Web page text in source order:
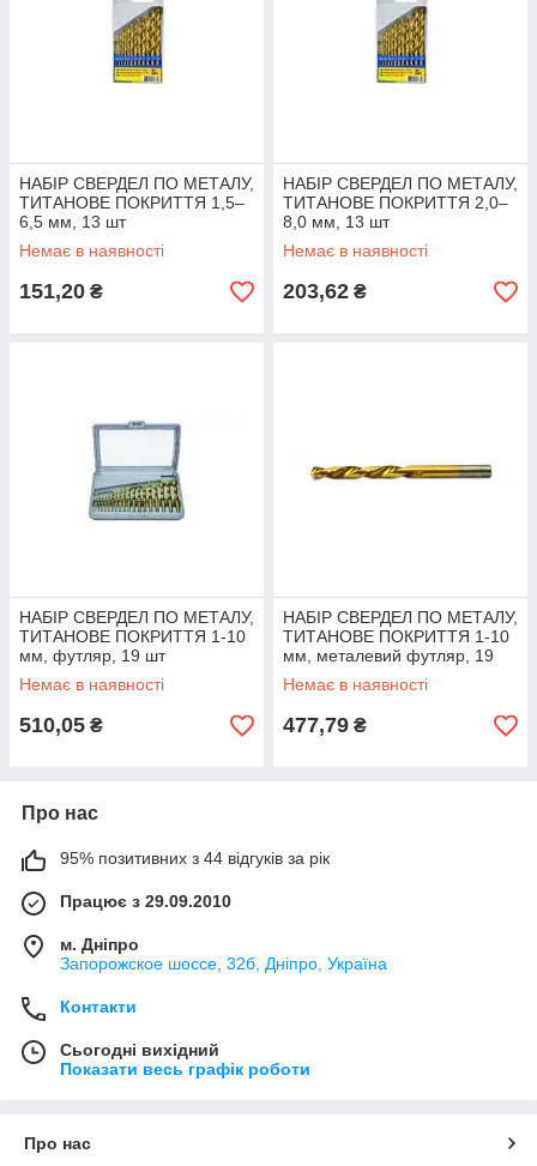
НАБІР СВЕРДЕЛ ПО МЕТАЛУ,
ТИТАНОВЕ ПОКРИТТЯ 1,5–
6,5 мм, 13 шт
Немає в наявності
151,20 ₴
НАБІР СВЕРДЕЛ ПО МЕТАЛУ,
ТИТАНОВЕ ПОКРИТТЯ 2,0–
8,0 мм, 13 шт
Немає в наявності
203,62 ₴
НАБІР СВЕРДЕЛ ПО МЕТАЛУ,
ТИТАНОВЕ ПОКРИТТЯ 1-10
мм, футляр, 19 шт
Немає в наявності
510,05 ₴
НАБІР СВЕРДЕЛ ПО МЕТАЛУ,
ТИТАНОВЕ ПОКРИТТЯ 1-10
мм, металевий футляр, 19
шт
Немає в наявності
477,79 ₴
Про нас
95% позитивних з 44 відгуків за рік
Працює з 29.09.2010
м. Дніпро
Запорожское шоссе, 32б, Дніпро, Україна
Контакти
Сьогодні вихідний
Показати весь графік роботи
Про нас